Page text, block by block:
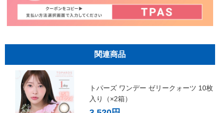
関連商品
トパーズ ワンデー ゼリークォーツ 10枚
入り（×2箱）